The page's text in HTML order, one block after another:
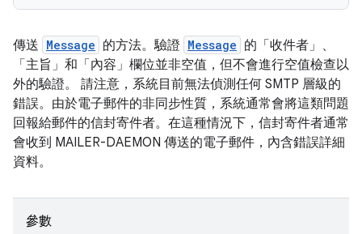
傳送 Message 的方法。驗證 Message 的「收件者」、
「主旨」和「內容」欄位並非空值，但不會進行空值檢查以
外的驗證。 請注意，系統目前無法偵測任何 SMTP 層級的
錯誤。由於電子郵件的非同步性質，系統通常會將這類問題
回報給郵件的信封寄件者。在這種情況下，信封寄件者通常
會收到 MAILER-DAEMON 傳送的電子郵件，內含錯誤詳細
資料。
參數